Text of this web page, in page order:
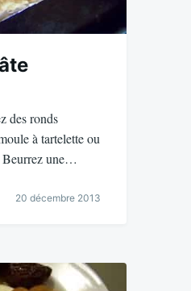
des ronds
à tartelette ou
Beurrez une…
20 décembre 2013